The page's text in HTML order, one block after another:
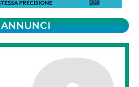
ANNUNCI